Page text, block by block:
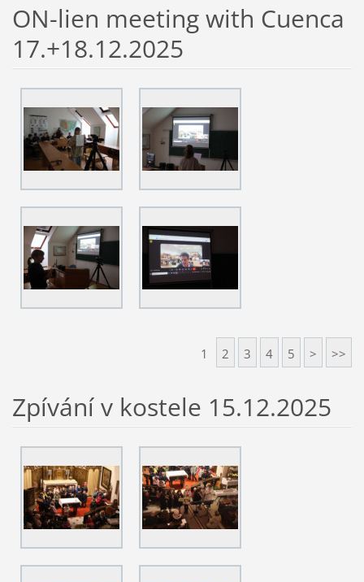
ON-lien meeting with Cuenca
17.+18.12.2025
1 2 3 4 5 > >>
Zpívání v kostele 15.12.2025